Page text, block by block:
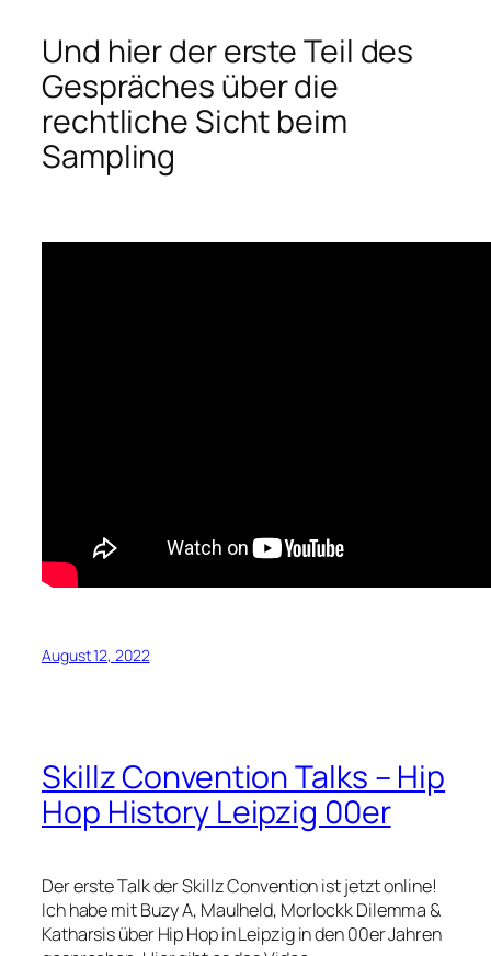
Und hier der erste Teil des
Gespräches über die
rechtliche Sicht beim
Sampling
August 12, 2022
Skillz Convention Talks – Hip
Hop History Leipzig 00er
Der erste Talk der Skillz Convention ist jetzt online!
Ich habe mit Buzy A, Maulheld, Morlockk Dilemma &
Katharsis über Hip Hop in Leipzig in den 00er Jahren